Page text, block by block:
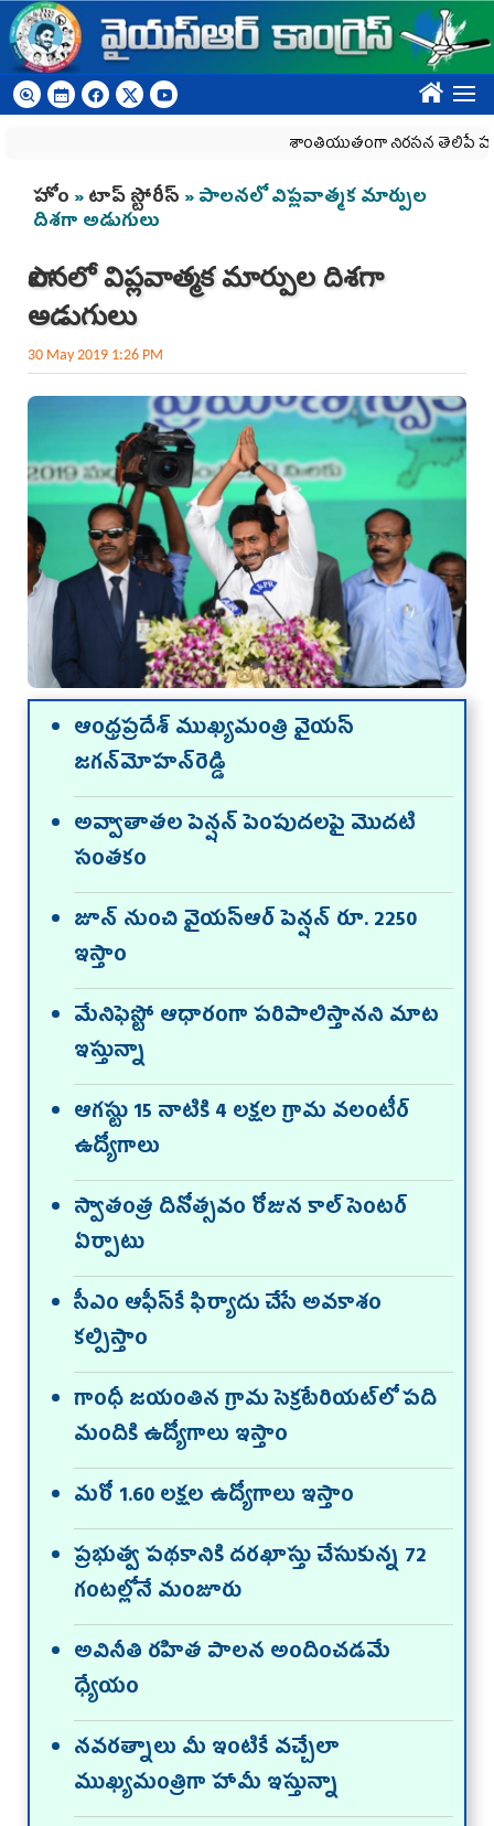
Skip to main content
????
శాంతియుతంగా నిరసన తెలిపే హక్కును
You are here
హోం »టాప్ స్టోరీస్ » పాలనలో విప్లవాత్మక మార్పుల
దిశగా అడుగులు
పాలనలో విప్లవాత్మక మార్పుల దిశగా
అడుగులు
30 May 2019 1:26 PM
ఆంధ్రప్రదేశ్‌ ముఖ్యమంత్రి వైయస్‌
జగన్‌మోహన్‌రెడ్డి
అవ్వాతాతల పెన్షన్‌ పెంపుదలపై మొదటి
సంతకం
జూన్‌ నుంచి వైయస్‌ఆర్‌ పెన్షన్‌ రూ. 2250
ఇస్తాం
మేనిఫెస్టో ఆధారంగా పరిపాలిస్తానని మాట
ఇస్తున్నా
ఆగస్టు 15 నాటికి 4 లక్షల గ్రామ వలంటీర్‌
ఉద్యోగాలు
స్వాతంత్ర దినోత్సవం రోజున కాల్‌ సెంటర్‌
ఏర్పాటు
సీఎం ఆఫీస్‌కే ఫిర్యాదు చేసే అవకాశం
కల్పిస్తాం
గాంధీ జయంతిన గ్రామ సెక్రటేరియట్‌లో పది
మందికి ఉద్యోగాలు ఇస్తాం
మరో 1.60 లక్షల ఉద్యోగాలు ఇస్తాం
ప్రభుత్వ పథకానికి దరఖాస్తు చేసుకున్న 72
గంటల్లోనే మంజూరు
అవినీతి రహిత పాలన అందించడమే
ధ్యేయం
నవరత్నాలు మీ ఇంటికే వచ్చేలా
ముఖ్యమంత్రిగా హామీ ఇస్తున్నా